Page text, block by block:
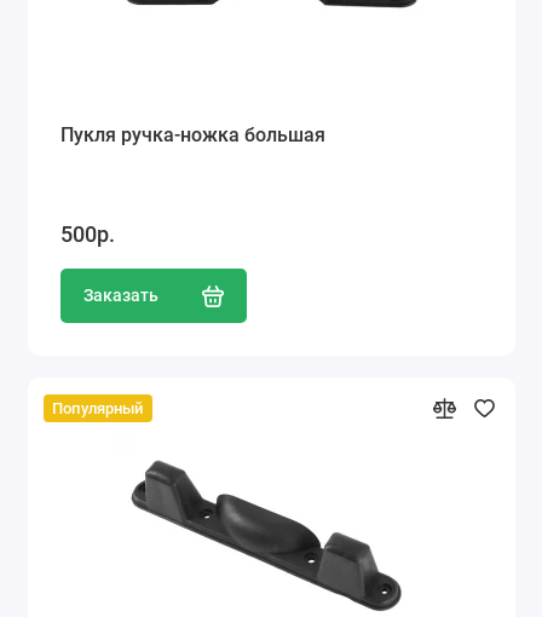
Пукля ручка-ножка большая
500р.
Заказать
Популярный